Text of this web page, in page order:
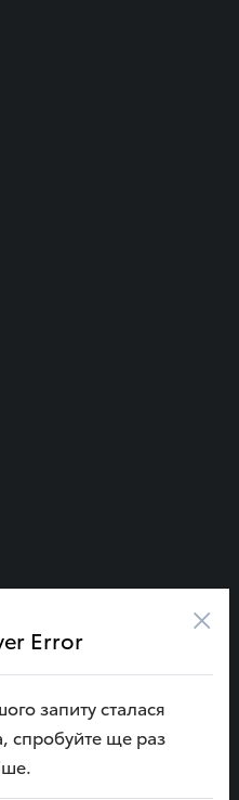
CAMRY Гібрид
COROLLA Гібрид
C-HR+
YARIS CROSS Гібрид
Error ×
запиту сталася
спробуйте ще раз